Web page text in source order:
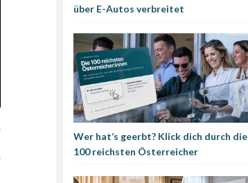
über E-Autos verbreitet
Wer hat’s geerbt? Klick dich durch die
100 reichsten Österreicher